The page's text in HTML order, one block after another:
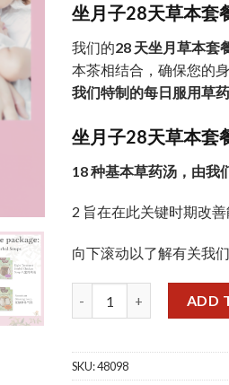
坐月子28天草本套
我们的28 天坐月草本套
本茶相结合，确保您的
我们特制的每日服用草
坐月子28天草本套
18 种基本草药汤，由我
2 旨在在此关键时期改
向下滚动以了解有关我
ADD
SKU:48098